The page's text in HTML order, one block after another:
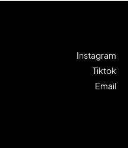
Instagram
Tiktok
Email